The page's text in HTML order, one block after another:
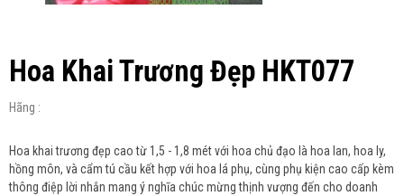
Hoa Khai Trương Đẹp HKT077
Hãng :
Hoa khai trương đẹp cao từ 1,5 - 1,8 mét với hoa chủ đạo là hoa lan, hoa ly,
hồng môn, và cẩm tú cầu kết hợp với hoa lá phụ, cùng phụ kiện cao cấp kèm
thông điệp lời nhắn mang ý nghĩa chúc mừng thịnh vượng đến cho doanh